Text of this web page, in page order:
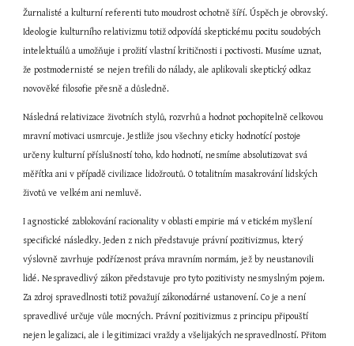
Žurnalisté a kulturní referenti tuto moudrost ochotně šíří. Úspěch je obrovský.
Ideologie kulturního relativizmu totiž odpovídá skeptickému pocitu soudobých
intelektuálů a umožňuje i prožití vlastní kritičnosti i poctivosti. Musíme uznat,
že postmodernisté se nejen trefili do nálady, ale aplikovali skeptický odkaz
novověké filosofie přesně a důsledně.
Následná relativizace životních stylů, rozvrhů a hodnot pochopitelně celkovou
mravní motivaci usmrcuje. Jestliže jsou všechny eticky hodnotící postoje
určeny kulturní příslušností toho, kdo hodnotí, nesmíme absolutizovat svá
měřítka ani v případě civilizace lidožroutů. O totalitním masakrování lidských
životů ve velkém ani nemluvě.
I agnostické zablokování racionality v oblasti empirie má v etickém myšlení
specifické následky. Jeden z nich představuje právní pozitivizmus, který
výslovně zavrhuje podřízenost práva mravním normám, jež by neustanovili
lidé. Nespravedlivý zákon představuje pro tyto pozitivisty nesmyslným pojem.
Za zdroj spravedlnosti totiž považují zákonodárné ustanovení. Co je a není
spravedlivé určuje vůle mocných. Právní pozitivizmus z principu připouští
nejen legalizaci, ale i legitimizaci vraždy a všelijakých nespravedlností. Přitom